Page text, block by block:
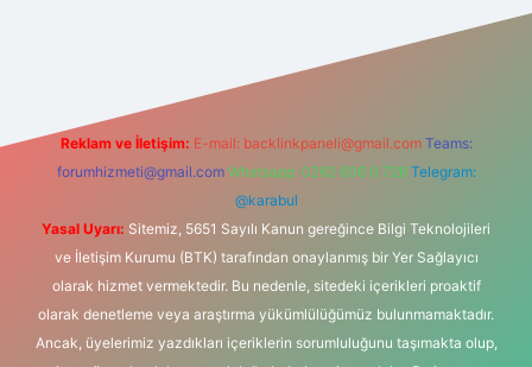
Reklam ve İletişim: E-mail: backlinkpaneli@gmail.com Teams:
forumhizmeti@gmail.com Whatsapp: 0262 606 0 726 Telegram:
@karabul
Yasal Uyarı: Sitemiz, 5651 Sayılı Kanun gereğince Bilgi Teknolojileri
ve İletişim Kurumu (BTK) tarafından onaylanmış bir Yer Sağlayıcı
olarak hizmet vermektedir. Bu nedenle, sitedeki içerikleri proaktif
olarak denetleme veya araştırma yükümlülüğümüz bulunmamaktadır.
Ancak, üyelerimiz yazdıkları içeriklerin sorumluluğunu taşımakta olup,